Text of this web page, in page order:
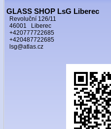
GLASS SHOP LsG Liberec
Revoluční 126/11
46001 Liberec
+420777722685
+420487722685
lsg@atlas.cz